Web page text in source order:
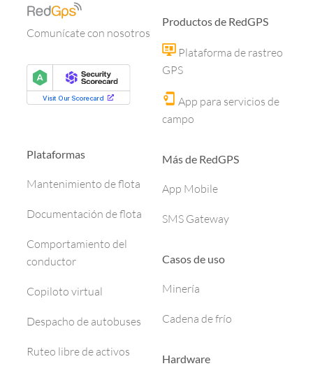
Comunícate con nosotros
Plataformas
Mantenimiento de flota
Documentación de flota
Comportamiento del
conductor
Copiloto virtual
Despacho de autobuses
Ruteo libre de activos
Productos de RedGPS
Plataforma de rastreo
GPS
App para servicios de
campo
Más de RedGPS
App Mobile
SMS Gateway
Casos de uso
Minería
Cadena de frío
Hardware